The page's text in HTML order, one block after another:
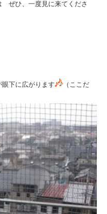
ぜひ、一度見に来てくださ
下に広がります
（ここだ